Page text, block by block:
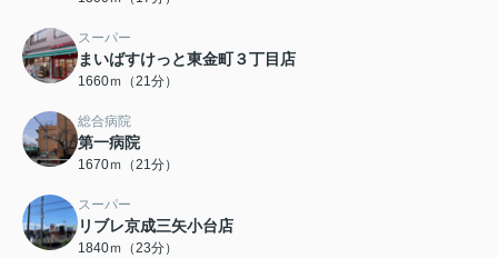
スーパー
まいばすけっと東金町３丁目店
1660ｍ（21分）
総合病院
第一病院
1670ｍ（21分）
スーパー
リブレ京成三矢小台店
1840ｍ（23分）